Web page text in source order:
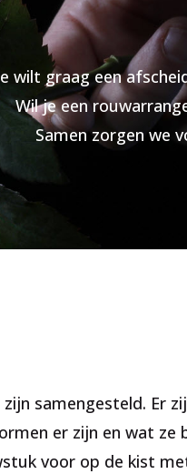
wilt graag een
Wil je een
Samen zorgen we
samengesteld. Er
er zijn en wat ze
voor op de kist